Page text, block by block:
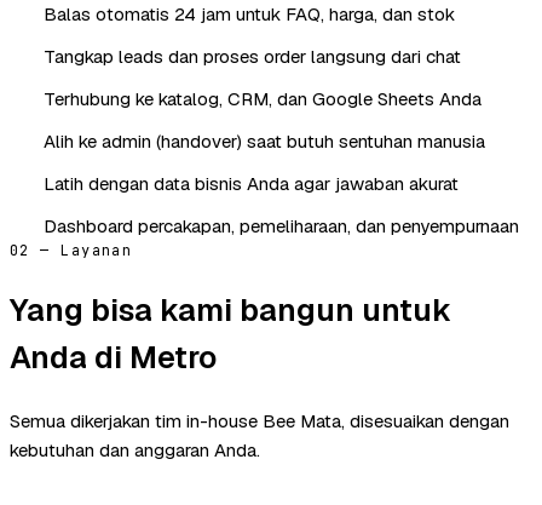
Balas otomatis 24 jam untuk FAQ, harga, dan stok
Tangkap leads dan proses order langsung dari chat
Terhubung ke katalog, CRM, dan Google Sheets Anda
Alih ke admin (handover) saat butuh sentuhan manusia
Latih dengan data bisnis Anda agar jawaban akurat
Dashboard percakapan, pemeliharaan, dan penyempurnaan
02 — Layanan
Yang bisa kami bangun untuk
Anda di Metro
Semua dikerjakan tim in-house Bee Mata, disesuaikan dengan
kebutuhan dan anggaran Anda.